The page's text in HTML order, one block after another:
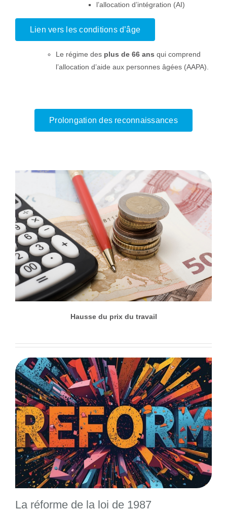
l’allocation d’intégration (AI)
Lien vers les conditions d’âge
Le régime des plus de 66 ans qui comprend
l’allocation d’aide aux personnes âgées (AAPA).
Prolongation des reconnaissances
Hausse du prix du travail
La réforme de la loi de 1987